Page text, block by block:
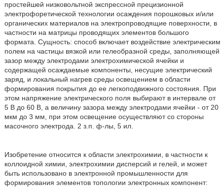
простейшей низковольтной экспрессной прецизионной
электрофоретической технологии осаждения порошковых и/или
органических материалов на электропроводящие поверхности, в
частности на матрицы проводящих элементов большого
формата. Сущность: способ включает воздействие электрическим
полем на частицы вязкой или гелеобразной среды, заполняющей
зазор между электродами электрохимической ячейки и
содержащей осаждаемые компоненты, несущие электрический
заряд, и локальный нагрев среды освещением в области
формирования покрытия до ее легкоподвижного состояния. При
этом напряжение электрического поля выбирают в интервале от
5 В до 60 В, а величину зазора между электродами ячейки - от 20
мкм до 3 мм, при этом освещение осуществляют со стороны
масочного электрода. 2 з.п. ф-лы, 5 ил.
Изобретение относится к области электрохимии, в частности к
коллоидной химии, электрохимии дисперсий и гелей, и может
быть использовано в электронной промышленности для
формирования элементов топологии электронных компонент: